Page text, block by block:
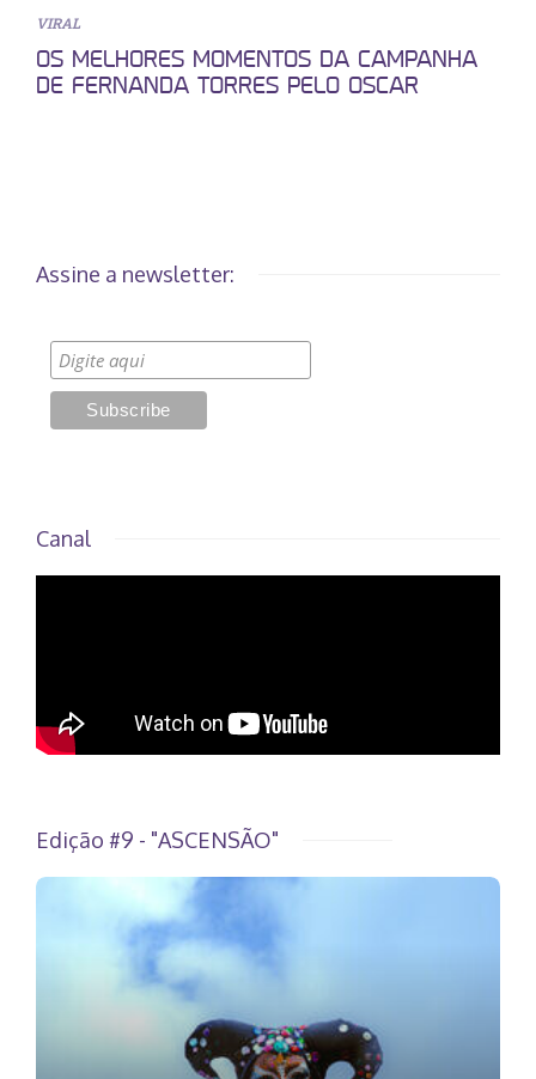
VIRAL
OS MELHORES MOMENTOS DA CAMPANHA
DE FERNANDA TORRES PELO OSCAR
Assine a newsletter:
Canal
Edição #9 - "ASCENSÃO"